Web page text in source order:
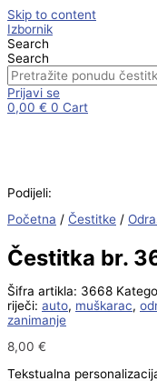
Skip to content
Izbornik
Search
Search
Prijavi se
0,00 € 0 Cart
Podijeli:
Početna / Čestitke /
Čestitka br.
Šifra artikla: 3668
riječi: auto, muškarac,
zanimanje
8,00 €
Tekstualna